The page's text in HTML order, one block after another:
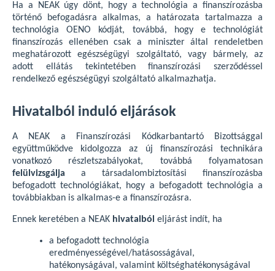
Ha a NEAK úgy dönt, hogy a technológia a finanszírozásba
történő befogadásra alkalmas, a határozata tartalmazza a
technológia OENO kódját, továbbá, hogy e technológiát
finanszírozás ellenében csak a miniszter által rendeletben
meghatározott egészségügyi szolgáltató, vagy bármely, az
adott ellátás tekintetében finanszírozási szerződéssel
rendelkező egészségügyi szolgáltató alkalmazhatja.
Hivatalból induló eljárások
A NEAK a Finanszírozási Kódkarbantartó Bizottsággal
együttműködve kidolgozza az új finanszírozási technikára
vonatkozó részletszabályokat, továbbá folyamatosan
felülvizsgálja a társadalombiztosítási finanszírozásba
befogadott technológiákat, hogy a befogadott technológia a
továbbiakban is alkalmas-e a finanszírozásra.
Ennek keretében a NEAK hivatalból eljárást indít, ha
a befogadott technológia
eredményességével/hatásosságával,
hatékonyságával, valamint költséghatékonyságával